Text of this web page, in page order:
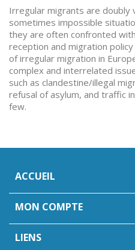
Irregular migrants are doubly
sometimes impossible
they are often confronted
reception and migration
of irregular migration in
complex and interrelated
such as clandestine/illegal
refusal of asylum, and traffic
few.
ACCUEIL
MON COMPTE
LIENS